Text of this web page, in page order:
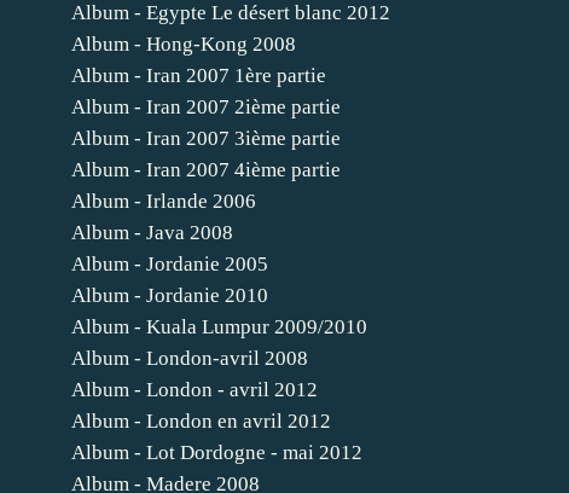
Album - Egypte Le désert blanc 2012
Album - Hong-Kong 2008
Album - Iran 2007 1ère partie
Album - Iran 2007 2ième partie
Album - Iran 2007 3ième partie
Album - Iran 2007 4ième partie
Album - Irlande 2006
Album - Java 2008
Album - Jordanie 2005
Album - Jordanie 2010
Album - Kuala Lumpur 2009/2010
Album - London-avril 2008
Album - London - avril 2012
Album - London en avril 2012
Album - Lot Dordogne - mai 2012
Album - Madere 2008